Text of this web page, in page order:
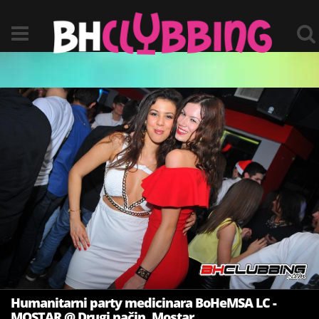
Humanitarni party medicinara BoHeMSA LC -